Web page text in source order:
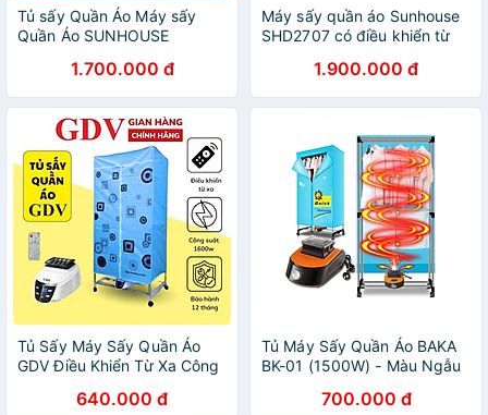
Tủ sấy Quần Áo Máy sấy
Quần Áo SUNHOUSE
xa , Khử mùi , BH 12 tháng
Hàng Chính Hãng
1.700.000 đ
Máy sấy quần áo Sunhouse
SHD2707 có điều khiển từ
15kg quần áo - Hàng chính
hãng
1.900.000 đ
Tủ Sấy Máy Sấy Quần Áo
GDV Điều Khiển Từ Xa Công
Nhiên - Hàng Chính Hãng
640.000 đ
Tủ Máy Sấy Quần Áo BAKA
BK-01 (1500W) - Màu Ngẫu
700.000 đ